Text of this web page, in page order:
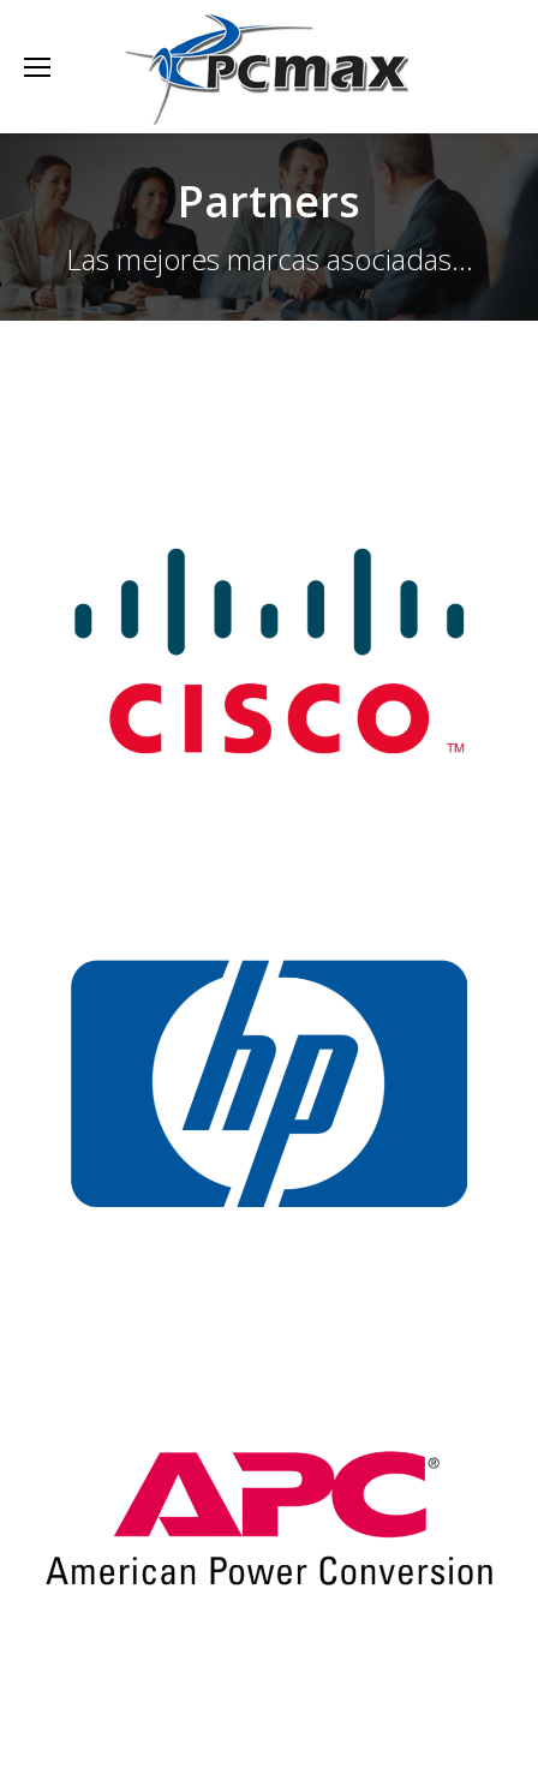
Partners
Las mejores marcas asociadas...